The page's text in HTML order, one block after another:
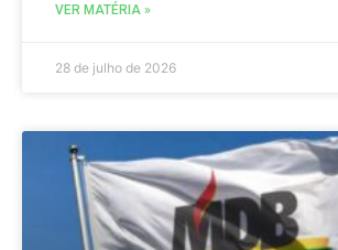
VER MATÉRIA »
28 de julho de 2026